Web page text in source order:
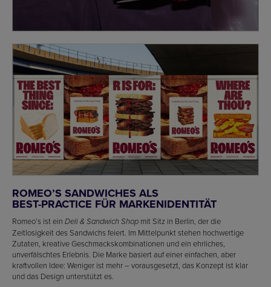
ROMEO’S SANDWICHES ALS
BEST-PRACTICE FÜR MARKENIDENTITÄT
Romeo’s ist ein Deli & Sandwich Shop mit Sitz in Berlin, der die
Zeitlosigkeit des Sandwichs feiert. Im Mittelpunkt stehen hochwertige
Zutaten, kreative Geschmackskombinationen und ein ehrliches,
unverfälschtes Erlebnis. Die Marke basiert auf einer einfachen, aber
kraftvollen Idee: Weniger ist mehr – vorausgesetzt, das Konzept ist klar
und das Design unterstützt es.